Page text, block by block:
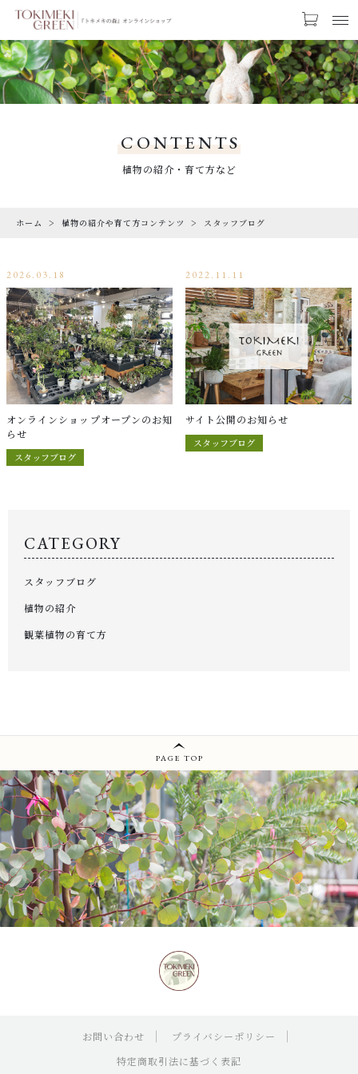
お気に入り LOGIN
PRODUCTS
RARE
SALE
割引商品
CAMPAIGN
キャンペーン
CONTENTS
植物の紹介・育て方など
NEWS
育て方のコツ
最近チェックした商品
SHOP
SHOPPING GUIDE
ショッピングガイド
PRIVACY
プライバシーポリシー
CONTENTS
植物の紹介・育て方など
ホーム 植物の紹介や育て方コンテンツ スタッフブログ
2026.03.18
オンラインショップオープンのお知
らせ
スタッフブログ
2022.11.11
サイト公開のお知らせ
スタッフブログ
CATEGORY
スタッフブログ
植物の紹介
観葉植物の育て方
PAGE TOP
お問い合わせ
プライバシーポリシー
特定商取引法に基づく表記